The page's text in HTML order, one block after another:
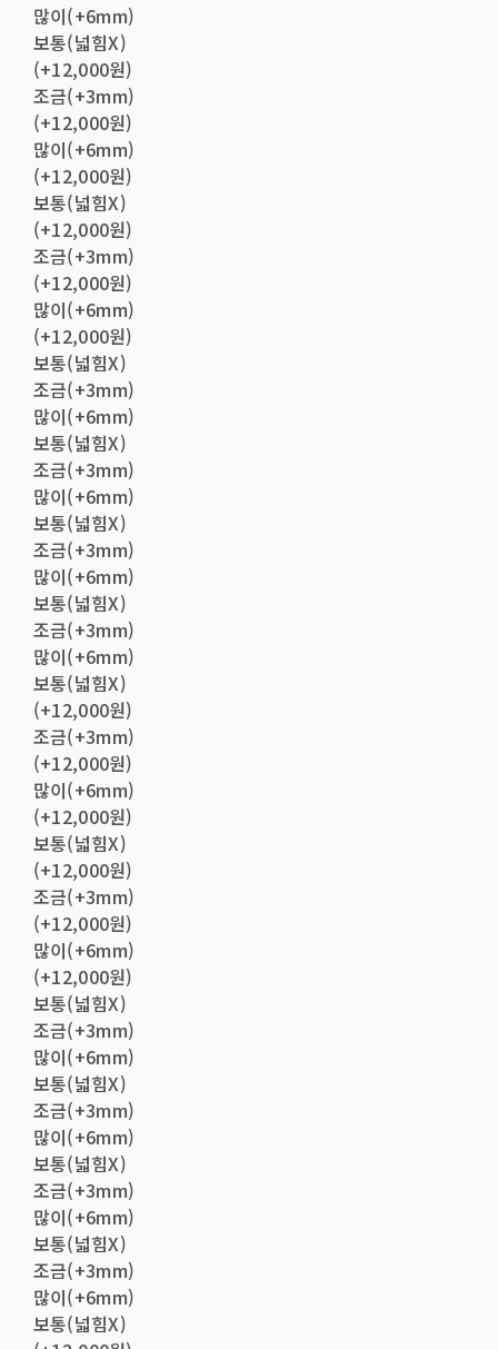
많이(+6mm)
보통(넓힘X)
(+12,000원)
조금(+3mm)
(+12,000원)
많이(+6mm)
(+12,000원)
보통(넓힘X)
(+12,000원)
조금(+3mm)
(+12,000원)
많이(+6mm)
(+12,000원)
보통(넓힘X)
조금(+3mm)
많이(+6mm)
보통(넓힘X)
조금(+3mm)
많이(+6mm)
보통(넓힘X)
조금(+3mm)
많이(+6mm)
보통(넓힘X)
조금(+3mm)
많이(+6mm)
보통(넓힘X)
(+12,000원)
조금(+3mm)
(+12,000원)
많이(+6mm)
(+12,000원)
보통(넓힘X)
(+12,000원)
조금(+3mm)
(+12,000원)
많이(+6mm)
(+12,000원)
보통(넓힘X)
조금(+3mm)
많이(+6mm)
보통(넓힘X)
조금(+3mm)
많이(+6mm)
보통(넓힘X)
조금(+3mm)
많이(+6mm)
보통(넓힘X)
조금(+3mm)
많이(+6mm)
보통(넓힘X)